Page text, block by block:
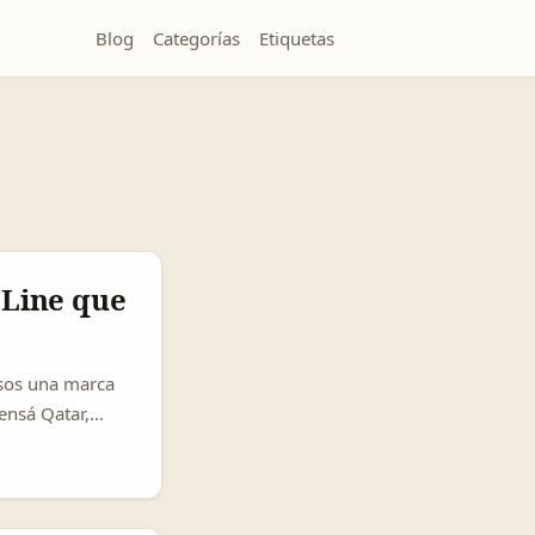
Blog Categorías Etiquetas
que
una marca
Qatar,
dijo